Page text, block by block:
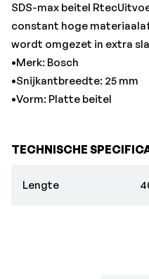
SDS-max beitel
constant hoge
wordt omgezet in extra
•Merk: Bosch
•Snijkantbreedte: 25 mm
•Vorm: Platte beitel
TECHNISCHE
Lengte